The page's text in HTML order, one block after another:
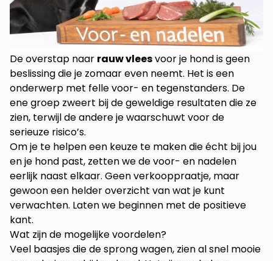
De overstap naar rauw vleesvoor je hond is geen
beslissing die je zomaar even neemt. Het is een
onderwerp met felle voor- en tegenstanders. De
ene groep zweert bij de geweldige resultaten die ze
zien, terwijl de andere je waarschuwt voor de
serieuze risico’s.
Om je te helpen een keuze te maken die écht bij jou
en je hond past, zetten we de voor- en nadelen
eerlijk naast elkaar. Geen verkooppraatje, maar
gewoon een helder overzicht van wat je kunt
verwachten. Laten we beginnen met de positieve
kant.
Wat zijn de mogelijke voordelen?
Veel baasjes die de sprong wagen, zien al snel mooie